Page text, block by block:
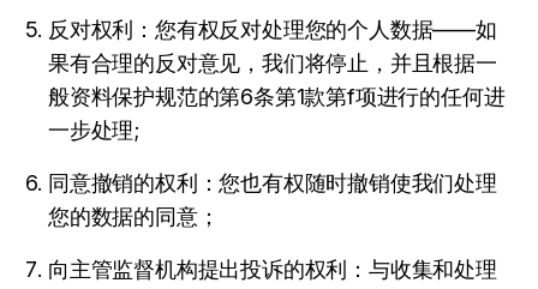
反对权利：您有权反对处理您的个人数据——如
果有合理的反对意见，我们将停止，并且根据一
般资料保护规范的第6条第1款第f项进行的任何进
一步处理;
同意撤销的权利：您也有权随时撤销使我们处理
您的数据的同意；
向主管监督机构提出投诉的权利：与收集和处理